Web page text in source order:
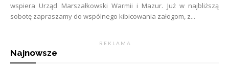
wspiera Urząd Marszałkowski Warmii i Mazur. Już w najbliższą
sobotę zapraszamy do wspólnego kibicowania załogom, z...
R E K L A M A
Najnowsze